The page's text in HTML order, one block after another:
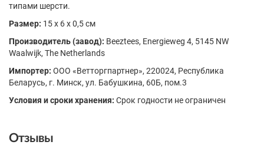
типами шерсти.
Размер: 15 x 6 x 0,5 см
Производитель (завод): Beeztees, Energieweg 4, 5145 NW
Waalwijk, The Netherlands
Импортер: ООО «Ветторгпартнер», 220024, Республика
Беларусь, г. Минск, ул. Бабушкина, 60Б, пом.3
Условия и сроки хранения: Срок годности не ограничен
Отзывы